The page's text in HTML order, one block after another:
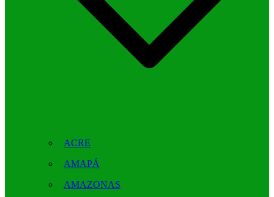
ACRE
AMAPÁ
AMAZONAS